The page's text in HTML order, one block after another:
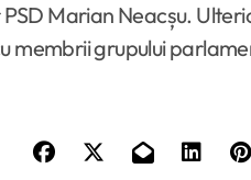
Marian Neacșu.
membrii grupului